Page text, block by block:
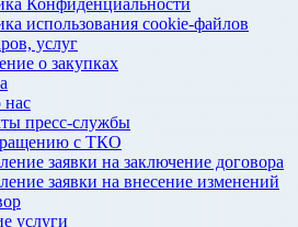
Конфиденциальности
использования cookie-файлов
услуг
о закупках
пресс-службы
с ТКО
заявки на заключение договора
заявки на внесение изменений
услуги